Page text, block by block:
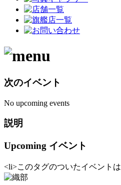
次のイベント
No upcoming events
説明
Upcoming イベント
<li>このタグのついたイベント